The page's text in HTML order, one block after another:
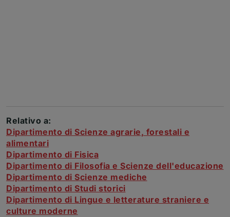
Relativo a:
Dipartimento di Scienze agrarie, forestali e
alimentari
Dipartimento di Fisica
Dipartimento di Filosofia e Scienze dell'educazione
Dipartimento di Scienze mediche
Dipartimento di Studi storici
Dipartimento di Lingue e letterature straniere e
culture moderne